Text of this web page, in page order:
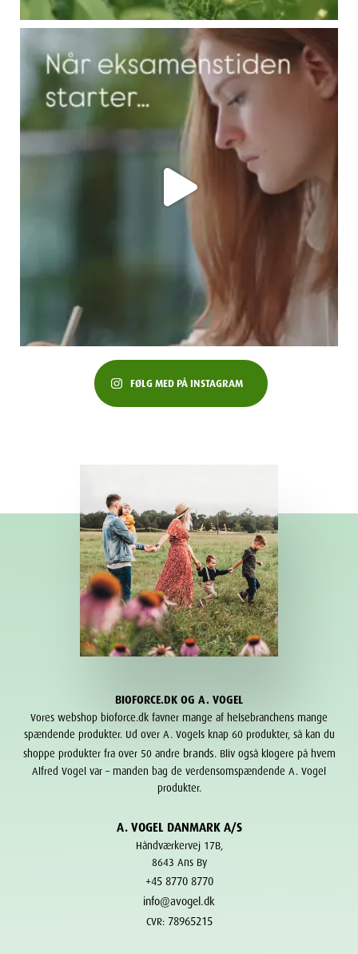
FØLG MED PÅ INSTAGRAM
BIOFORCE.DK OG A. VOGEL
Vores webshop bioforce.dk favner mange af helsebranchens mange
spændende produkter. Ud over A. Vogels knap 60 produkter, så kan du
shoppe produkter fra over 50 andre brands. Bliv også klogere på hvem
Alfred Vogel var – manden bag de verdensomspændende A. Vogel
produkter.
A. VOGEL DANMARK A/S
Håndværkervej 17B,
8643 Ans By
+45 8770 8770
info@avogel.dk
CVR: 78965215